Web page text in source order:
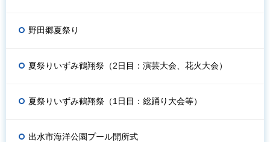
野田郷夏祭り
夏祭りいずみ鶴翔祭（2日目：演芸大会、花火大会）
夏祭りいずみ鶴翔祭（1日目：総踊り大会等）
出水市海洋公園プール開所式